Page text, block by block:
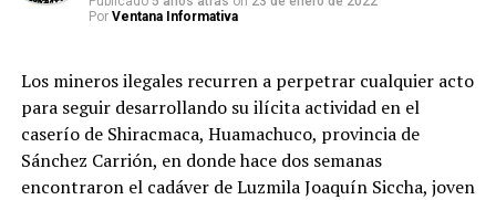
Por Ventana Informativa
Los mineros ilegales recurren a perpetrar cualquier acto
para seguir desarrollando su ilícita actividad en el
caserío de Shiracmaca, Huamachuco, provincia de
Sánchez Carrión, en donde hace dos semanas
encontraron el cadáver de Luzmila Joaquín Siccha, joven